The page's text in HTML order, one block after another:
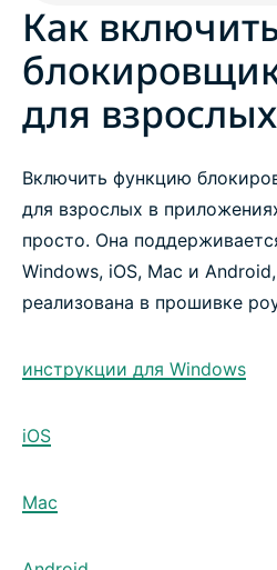
Как
для взрослых
Включить функцию
для взрослых в
просто. Она
Windows, iOS, Mac и
реализована в прошивке
инструкции для Windows
iOS
Mac